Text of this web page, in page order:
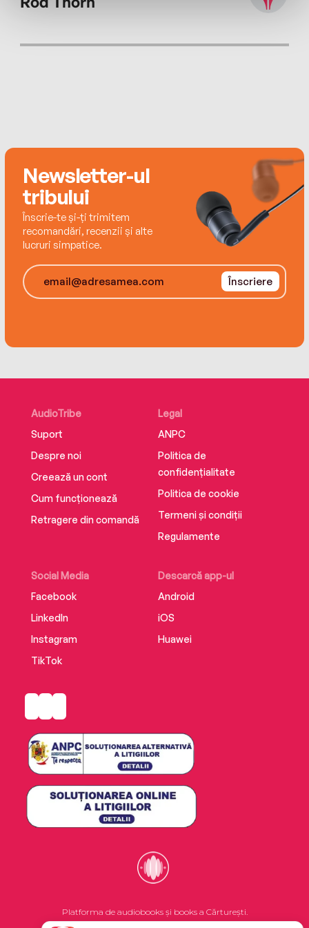
Newsletter-ul
tribului
Înscrie-te și-ți trimitem
recomandări, recenzii și alte
lucruri simpatice.
Înscriere
AudioTribe
Suport
Despre noi
Creează un cont
Cum funcționează
Retragere din comandă
Social Media
Facebook
LinkedIn
Instagram
TikTok
Descarcă app-ul
Android
iOS
Huawei
Legal
ANPC
Politica de
confidențialitate
Politica de cookie
Termeni și condiții
Regulamente
Platforma de audiobooks și books a Cărturești.